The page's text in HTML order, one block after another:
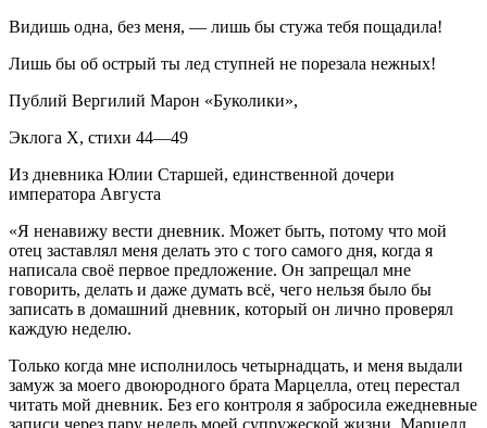
Видишь одна, без меня, — лишь бы стужа тебя пощадила!
Лишь бы об острый ты лед ступней не порезала нежных!
Публий Вергилий Марон «Буколики»,
Эклога X, стихи 44—49
Из дневника Юлии Старшей, единственной дочери
императора Августа
«Я ненавижу вести дневник. Может быть, потому что мой
отец заставлял меня делать это с того самого дня, когда я
написала своё первое предложение. Он запрещал мне
говорить, делать и даже думать всё, чего нельзя было бы
записать в домашний дневник, который он лично проверял
каждую неделю.
Только когда мне исполнилось четырнадцать, и меня выдали
замуж за моего двоюродного брата Марцелла, отец перестал
читать мой дневник. Без его контроля я забросила ежедневные
записи через пару недель моей супружеской жизни. Марцелл